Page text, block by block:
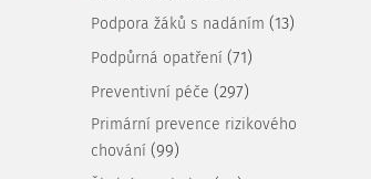
Podpora žáků s nadáním (13)
Podpůrná opatření (71)
Preventivní péče (297)
Primární prevence rizikového
chování (99)